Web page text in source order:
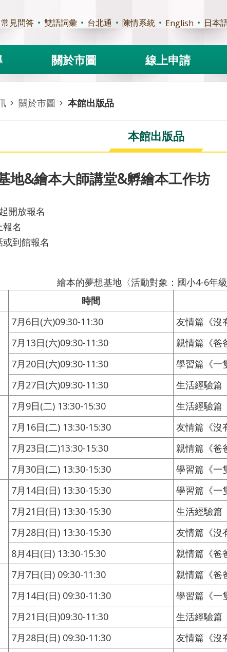
常見問答 雙語詞彙 台北通 陳情系統 English 日本
關於市圖 線上申請
關於市圖 本館出版品
本館出版品
地&繪本大師講堂&孵繪本工作坊
開放報名
名
到館報名
繪本的夢想基地〈活動對象：國小4-6年級
時間
7月6日(六)09:30-11:30
友情篇《沒
7月13日(六)09:30-11:30
親情篇《爸
7月20日(六)09:30-11:30
學習篇《一
7月27日(六)09:30-11:30
生活經驗篇
7月9日(二) 13:30-15:30
生活經驗篇
7月16日(二) 13:30-15:30
友情篇《沒
7月23日(二)13:30-15:30
親情篇《爸
7月30日(二) 13:30-15:30
學習篇《一
7月14日(日) 13:30-15:30
學習篇《一
7月21日(日) 13:30-15:30
生活經驗篇
7月28日(日) 13:30-15:30
友情篇《沒
8月4日(日) 13:30-15:30
親情篇《爸
7月7日(日) 09:30-11:30
親情篇《爸
7月14日(日) 09:30-11:30
學習篇《一
7月21日(日)09:30-11:30
生活經驗篇
7月28日(日) 09:30-11:30
友情篇《沒